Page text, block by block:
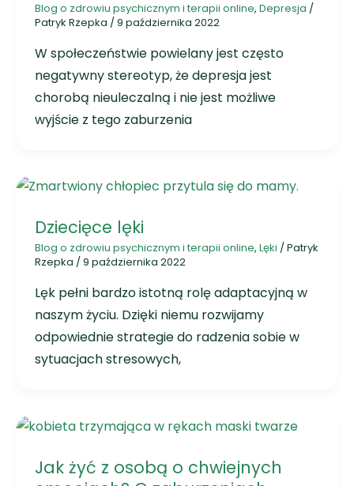
Blog o zdrowiu psychicznym i terapii online, Depresja /
Patryk Rzepka /9 października 2022
W społeczeństwie powielany jest często
negatywny stereotyp, że depresja jest
chorobą nieuleczalną i nie jest możliwe
wyjście z tego zaburzenia
Dziecięce lęki
Blog o zdrowiu psychicznym i terapii online, Lęki / Patryk
Rzepka / 9 października 2022
Lęk pełni bardzo istotną rolę adaptacyjną w
naszym życiu. Dzięki niemu rozwijamy
odpowiednie strategie do radzenia sobie w
sytuacjach stresowych,
Jak żyć z osobą o chwiejnych